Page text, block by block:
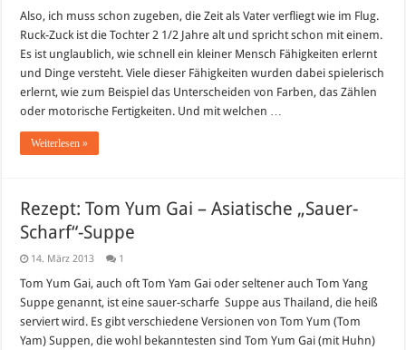
Also, ich muss schon zugeben, die Zeit als Vater verfliegt wie im Flug.
Ruck-Zuck ist die Tochter 2 1/2 Jahre alt und spricht schon mit einem.
Es ist unglaublich, wie schnell ein kleiner Mensch Fähigkeiten erlernt
und Dinge versteht. Viele dieser Fähigkeiten wurden dabei spielerisch
erlernt, wie zum Beispiel das Unterscheiden von Farben, das Zählen
oder motorische Fertigkeiten. Und mit welchen …
Weiterlesen »
Rezept: Tom Yum Gai – Asiatische „Sauer-
Scharf“-Suppe
14. März 2013 1
Tom Yum Gai, auch oft Tom Yam Gai oder seltener auch Tom Yang
Suppe genannt, ist eine sauer-scharfe Suppe aus Thailand, die heiß
serviert wird. Es gibt verschiedene Versionen von Tom Yum (Tom
Yam) Suppen, die wohl bekanntesten sind Tom Yum Gai (mit Huhn)